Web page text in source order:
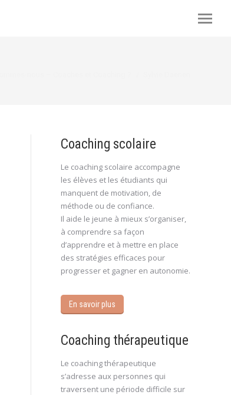
Coaching scolaire
Le coaching scolaire accompagne
les élèves et les étudiants qui
manquent de motivation, de
méthode ou de confiance.
Il aide le jeune à mieux s’organiser,
à comprendre sa façon
d’apprendre et à mettre en place
des stratégies efficaces pour
progresser et gagner en autonomie.
En savoir plus
Coaching thérapeutique
Le coaching thérapeutique
s’adresse aux personnes qui
traversent une période difficile sur